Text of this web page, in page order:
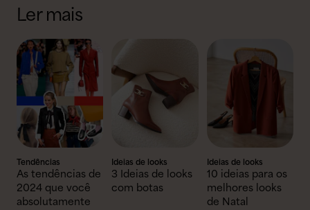
Ler mais
Tendências
As tendências de
2024 que você
absolutamente
Ideias de looks
3 Ideias de looks
com botas
Ideias de looks
10 ideias para os
melhores looks
de Natal